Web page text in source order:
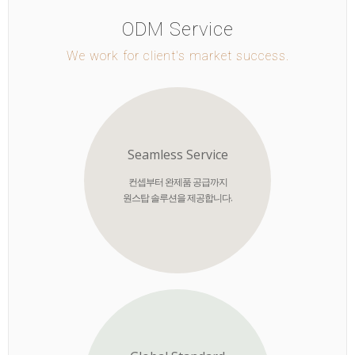
ODM Service
We work for client's market success.
Seamless Service
컨셉부터 완제품 공급까지
원스탑 솔루션을 제공합니다.